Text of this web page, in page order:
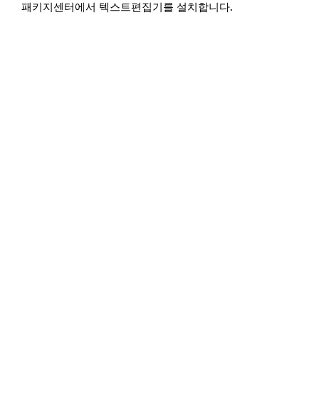
패키지센터에서 텍스트편집기를 설치합니다.